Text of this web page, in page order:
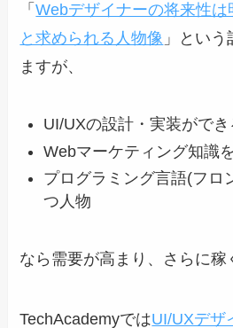
「Webデザイナーの将来性
と求められる人物像 」とい
ますが、
UI/UXの設計・実装ができ
Webマーケティング知識
プログラミング言語(フロ
つ人物
なら需要が高まり、さらに稼
TechAcademyではUI/UXデザ